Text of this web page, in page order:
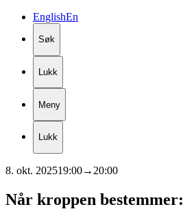
EnglishEn
Søk
Lukk
Meny
Lukk
8. okt. 202519:00→ 20:00
Når kroppen bestemmer: